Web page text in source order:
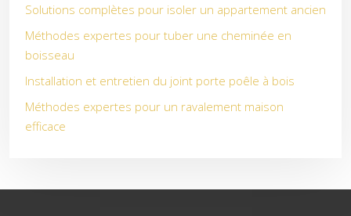
Solutions complètes pour isoler un appartement ancien
Méthodes expertes pour tuber une cheminée en
boisseau
Installation et entretien du joint porte poêle à bois
Méthodes expertes pour un ravalement maison
efficace